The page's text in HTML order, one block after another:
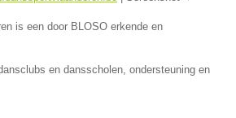
is een door BLOSO erkende en
en dansscholen, ondersteuning en